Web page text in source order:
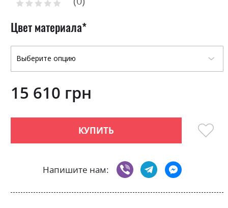
of
the
images
gallery
Рейтинг:
Цвет материала
15 610 грн
КУПИТЬ
Напишите нам: